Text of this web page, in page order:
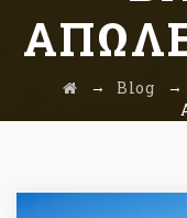
→ Blog →